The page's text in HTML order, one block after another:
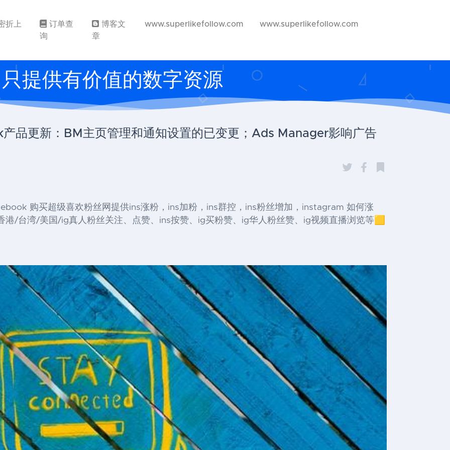
折上
订单查
询
博客文
章
www.superlikefollow.com www.superlikefollow.com
只提供有价值的数字资源
品更新：BM主页管理和通知设置的已变更；Ads Manager影响广告
购买超级喜欢粉丝网提供ins涨粉，ins加粉，ins群控，ins粉丝增加，instagram 如何涨
/台湾/美国/ig真人粉丝关注、点赞、ins按赞、ig买粉赞、ig华人粉丝赞、ig视频直播浏览等🟨